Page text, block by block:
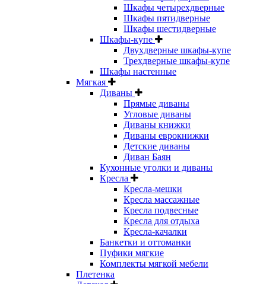
Шкафы четырехдверные
Шкафы пятидверные
Шкафы шестидверные
Шкафы-купе
Двухдверные шкафы-купе
Трехдверные шкафы-купе
Шкафы настенные
Мягкая
Диваны
Прямые диваны
Угловые диваны
Диваны книжки
Диваны еврокнижки
Детские диваны
Диван Баян
Кухонные уголки и диваны
Кресла
Кресла-мешки
Кресла массажные
Кресла подвесные
Кресла для отдыха
Кресла-качалки
Банкетки и оттоманки
Пуфики мягкие
Комплекты мягкой мебели
Плетенка